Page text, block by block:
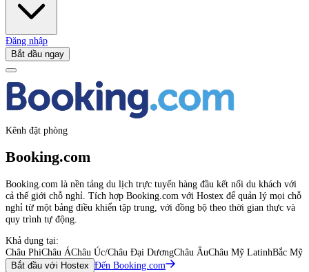
Đăng nhập
Bắt đầu ngay
Kênh đặt phòng
Booking.com
Booking.com là nền tảng du lịch trực tuyến hàng đầu kết nối du khách với
cả thế giới chỗ nghỉ. Tích hợp Booking.com với Hostex để quản lý mọi chỗ
nghỉ từ một bảng điều khiển tập trung, với đồng bộ theo thời gian thực và
quy trình tự động.
Khả dụng tại:
Châu PhiChâu ÁChâu Úc/Châu Đại DươngChâu ÂuChâu Mỹ LatinhBắc Mỹ
Bắt đầu với Hostex Đến Booking.com